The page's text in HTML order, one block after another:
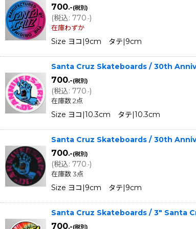
700.-(税別)
(税込: 770.-)
在庫わずか
Size ヨコ|9cm タテ|9cm
Santa Cruz Skateboards / 30th
700.-(税別)
(税込: 770.-)
在庫数 2点
Size ヨコ|10.3cm タテ|10.3cm
Santa Cruz Skateboards / 30th
700.-(税別)
(税込: 770.-)
在庫数 3点
Size ヨコ|9cm タテ|9cm
Santa Cruz Skateboards / 3" Santa
700.-(税別)